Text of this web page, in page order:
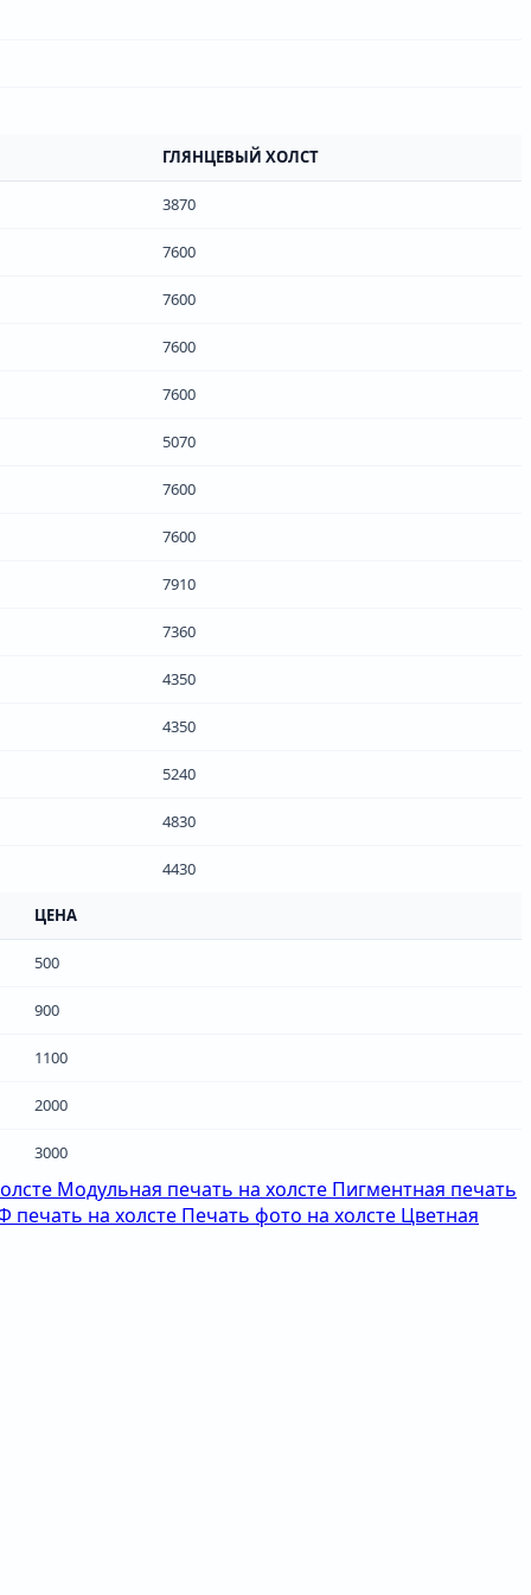
ГЛЯНЦЕВЫЙ ХОЛСТ
3870
7600
7600
7600
7600
5070
7600
7600
7910
7360
4350
4350
5240
4830
4430
ЦЕНА
500
900
1100
2000
3000
Модульная печать на холсте Пигментная печать
печать на холсте Печать фото на холсте Цветная